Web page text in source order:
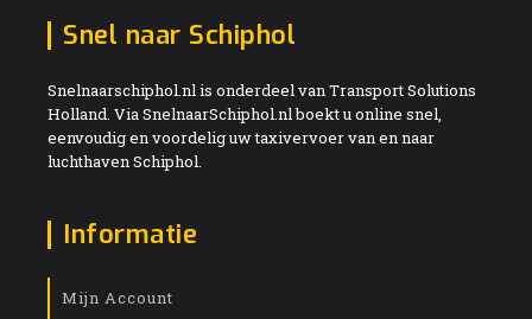
Snel naar Schiphol
Snelnaarschiphol.nl is onderdeel van Transport Solutions
Holland. Via SnelnaarSchiphol.nl boekt u online snel,
eenvoudig en voordelig uw taxivervoer van en naar
luchthaven Schiphol.
Informatie
Mijn Account